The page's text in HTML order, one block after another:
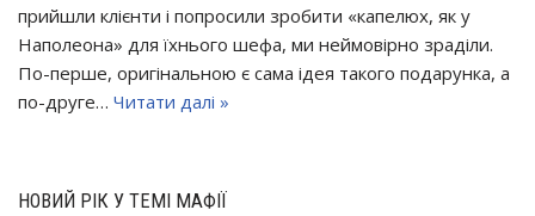
прийшли клієнти і попросили зробити «капелюх, як у
Наполеона» для їхнього шефа, ми неймовірно зраділи.
По-перше, оригінальною є сама ідея такого подарунка, а
по-друге… Читати далі »
НОВИЙ РІК У ТЕМІ МАФІЇ